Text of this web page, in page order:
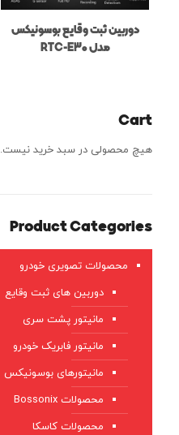
دوربین ثبت وقایع بوسونیکس
مدل RTC-E30
Cart
هیچ محصولی در سبد خرید نیست.
Product Categories
محصولات تصویری خودرو
دوربین های ثبت وقایع
مانیتور پشت سری
مانیتور فابریک خودرو
مانیتورهای بوسونیکس
محصولات Bossonix
محصولات کاسکا